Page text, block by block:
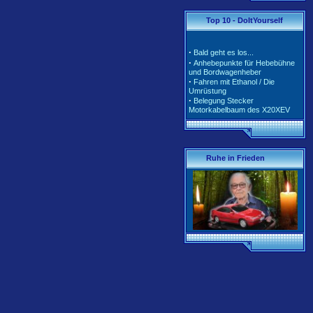
· Tarife und Klassen für
2020/2021
· Tarife und Klassen für
· Tarife und Klassen für
2017/2018
· Unterschiedliche Software der
Motorsteuerung inkl. Teile-Nr.
Top 10 - DoItYourself
Anhebepunkte für Hebebühne
und Bordwagenheber
· Fahren mit Ethanol / Die
Umrüstung
· Belegung Stecker
Motorkabelbaum des X20XEV
· Radlagerwechsel an der
Calibra 4x4 - Hinterachse
· Gerissene Krümmer beim
· Klimaanlage - So wird richtig
befüllt
· Anleitung zum Ausbau der
Pendelstütze (Querlenker/Stabi-
Bereich)
Anleitung zum Umbau des
Lenkrads auf das Corsa-B-
Facelift Modell
Anleitung zur Beleuchtung des
Schiebedachschalters mit LED
Ruhe in Frieden